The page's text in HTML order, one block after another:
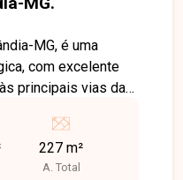
MG, é uma
com excelente
principais vias da
oferece
serviços, sendo
227 m²
A. Total